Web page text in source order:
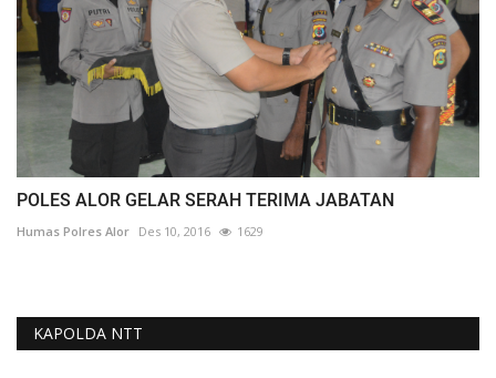
POLES ALOR GELAR SERAH TERIMA JABATAN
Humas Polres Alor Des 10, 2016 1629
KAPOLDA NTT